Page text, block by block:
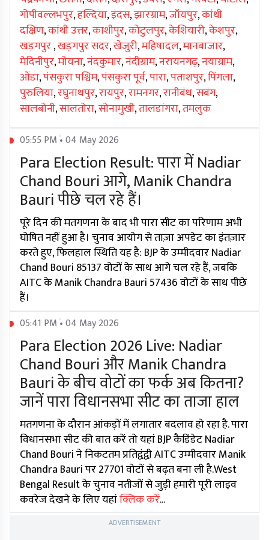
गोपीवल्लभपुर,हल्दिया,इंदस,झारग्राम,जॉयपुर,कांथी
दक्षिण,कांथी उत्तर,काशीपुर,कोटुलपुर,केशियारी,केशपुर,
खड़गपुर,खड़गपुर सदर,खेजुरी,महिषादल,मानबाजार,
मेदिनीपुर,मोयना,नंदकुमार,नंदीग्राम,नरायनगढ़,नयाग्राम,
ओंडा,पंसकुरा पश्चिम,पंसकुरा पूर्व,पारा,पताशपुर,पिंगला,
पुरुलिया,रघुनाथपुर,रायपुर,रामनगर,रानीबंध,सबंग,
सालबोनी,सालतोरा,सोनामुखी,तालडांगरा,तमलुक
05:55 PM • 04 May 2026
Para Election Result: पारा में Nadiar
Chand Bouri आगे, Manik Chandra
Bauri पीछे चल रहे हैं।
पूरे दिन की मतगणना के बाद भी पारा सीट का परिणाम अभी
घोषित नहीं हुआ है। चुनाव आयोग से ताज़ा अपडेट का इंतज़ार
करते हुए, फिलहाल स्थिति यह है: BJP के उम्मीदवार Nadiar
Chand Bouri 85137 वोटों के साथ आगे चल रहे हैं, जबकि
AITC के Manik Chandra Bauri 57436 वोटों के साथ पीछे
हैं।
05:41 PM • 04 May 2026
Para Election 2026 Live: Nadiar
Chand Bouri और Manik Chandra
Bauri के बीच वोटों का फर्क अब कितना?
जानें पारा विधानसभा सीट का ताजा हाल
मतगणना के दौरान आंकड़ों में लगातार बदलाव हो रहा है. पारा
विधानसभा सीट की बात करें तो यहां BJP कैडिंडेट Nadiar
Chand Bouri ने निकटतम प्रतिद्वंद्वी AITC उम्मीदवार Manik
Chandra Bauri पर 27701 वोटों से बढ़त बना ली है.West
Bengal Result के चुनाव नतीजों से जुड़ी हमारी पूरी लाइव
कवरेज देखने के लिए यहांक्लिक करें...
ADVERTISEMENT